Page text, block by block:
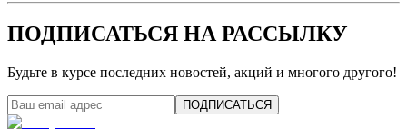
ПОДПИСАТЬСЯ НА РАССЫЛКУ
Будьте в курсе последних новостей, акций и многого другого!
ПОДПИСАТЬСЯ